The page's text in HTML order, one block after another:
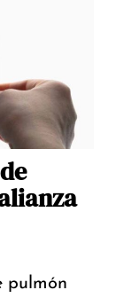
pulmón